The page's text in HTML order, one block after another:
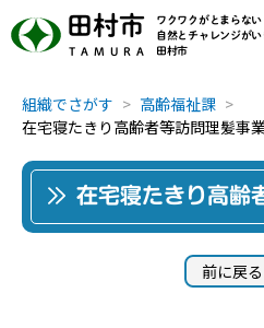
田村市
TAMURA
ワクワクがとまらない
自然とチャレンジがい
田村市
組織でさがす
高齢福祉課
在宅寝たきり高齢者等訪問理髪事
在宅寝たきり高齢
前に戻る